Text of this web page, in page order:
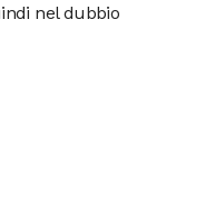
nel dubbio